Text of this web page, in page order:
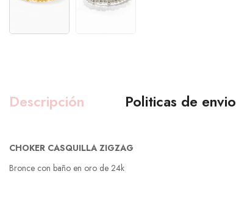
Descripción Politicas de envio
CHOKER CASQUILLA ZIGZAG
Bronce con baño en oro de 24k